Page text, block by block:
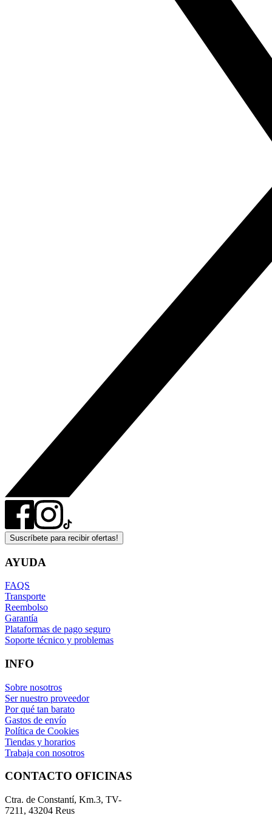
Suscríbete para recibir ofertas!
AYUDA
FAQS
Transporte
Reembolso
Garantía
Plataformas de pago seguro
Soporte técnico y problemas
INFO
Sobre nosotros
Ser nuestro proveedor
Por qué tan barato
Gastos de envío
Política de Cookies
Tiendas y horarios
Trabaja con nosotros
CONTACTO OFICINAS
Ctra. de Constantí, Km.3, TV-
7211, 43204 Reus